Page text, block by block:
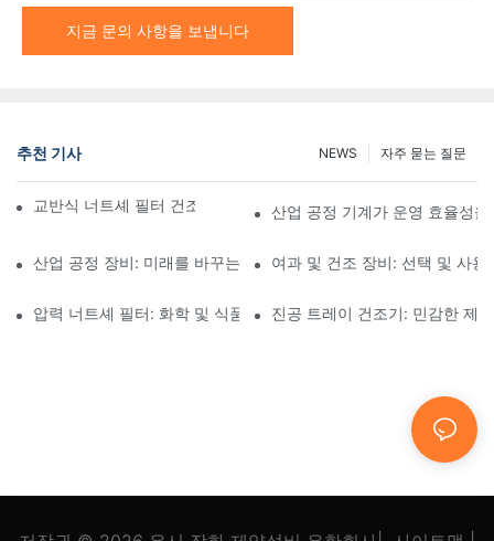
지금 문의 사항을 보냅니다
추천 기사 자주 묻는 질문
NEWS
교반식 너트셰 필터 건조기와 기타 건조 방법 비교산업 공정 기계가 운영 효율성
산업 공정 장비: 미래를 바꾸는 혁신여과 및 건조 장비: 선택 및 사용
압력 너트셰 필터: 화학 및 식품 산업 분야에서의 응용
진공 트레이 건조기: 민감한 제